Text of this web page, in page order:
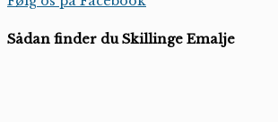
Sådan finder du Skillinge Emalje